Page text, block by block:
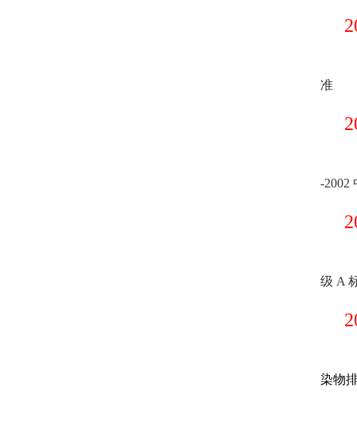
准
-2002
级 A
染物